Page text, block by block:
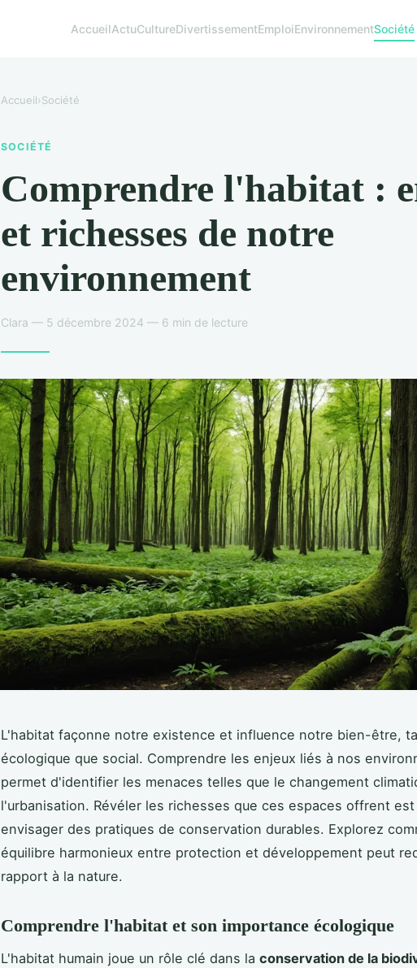
AccueilActuCultureDivertissementEmploiEnvironnementSociété
Accueil›Société
SOCIÉTÉ
Comprendre l'habitat :
et richesses de notre
environnement
Clara — 5 décembre 2024 — 6 min de lecture
L'habitat façonne notre existence et influence notre bien-être,
écologique que social. Comprendre les enjeux liés à nos
permet d'identifier les menaces telles que le changement
l'urbanisation. Révéler les richesses que ces espaces offrent
envisager des pratiques de conservation durables. Explorez
équilibre harmonieux entre protection et développement peut
rapport à la nature.
Comprendre l'habitat et son importance écologique
L'habitat humain joue un rôle clé dans la conservation de la